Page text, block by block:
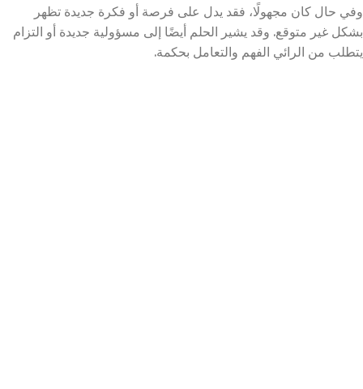
وفي حال كان مجهولًا، فقد يدل على فرصة أو فكرة جديدة تظهر
بشكل غير متوقع. وقد يشير الحلم أيضًا إلى مسؤولية جديدة أو التزام
يتطلب من الرائي الفهم والتعامل بحكمة.